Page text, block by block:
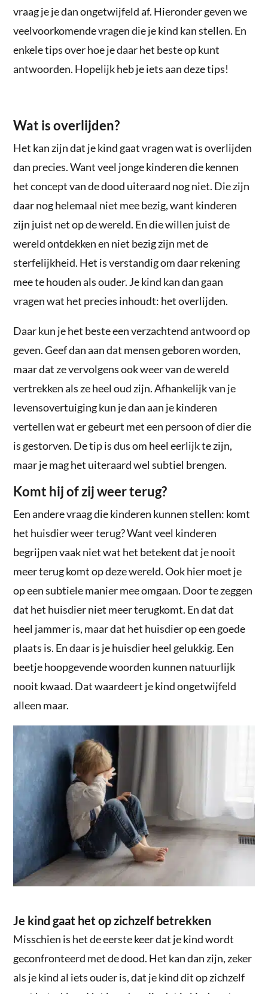
vraag je je dan ongetwijfeld af. Hieronder geven we
veelvoorkomende vragen die je kind kan stellen. En
enkele tips over hoe je daar het beste op kunt
antwoorden. Hopelijk heb je iets aan deze tips!
Wat is overlijden?
Het kan zijn dat je kind gaat vragen wat is overlijden
dan precies. Want veel jonge kinderen die kennen
het concept van de dood uiteraard nog niet. Die zijn
daar nog helemaal niet mee bezig, want kinderen
zijn juist net op de wereld. En die willen juist de
wereld ontdekken en niet bezig zijn met de
sterfelijkheid. Het is verstandig om daar rekening
mee te houden als ouder. Je kind kan dan gaan
vragen wat het precies inhoudt: het overlijden.
Daar kun je het beste een verzachtend antwoord op
geven. Geef dan aan dat mensen geboren worden,
maar dat ze vervolgens ook weer van de wereld
vertrekken als ze heel oud zijn. Afhankelijk van je
levensovertuiging kun je dan aan je kinderen
vertellen wat er gebeurt met een persoon of dier die
is gestorven. De tip is dus om heel eerlijk te zijn,
maar je mag het uiteraard wel subtiel brengen.
Komt hij of zij weer terug?
Een andere vraag die kinderen kunnen stellen: komt
het huisdier weer terug? Want veel kinderen
begrijpen vaak niet wat het betekent dat je nooit
meer terug komt op deze wereld. Ook hier moet je
op een subtiele manier mee omgaan. Door te zeggen
dat het huisdier niet meer terugkomt. En dat dat
heel jammer is, maar dat het huisdier op een goede
plaats is. En daar is je huisdier heel gelukkig. Een
beetje hoopgevende woorden kunnen natuurlijk
nooit kwaad. Dat waardeert je kind ongetwijfeld
alleen maar.
Je kind gaat het op zichzelf betrekken
Misschien is het de eerste keer dat je kind wordt
geconfronteerd met de dood. Het kan dan zijn, zeker
als je kind al iets ouder is, dat je kind dit op zichzelf